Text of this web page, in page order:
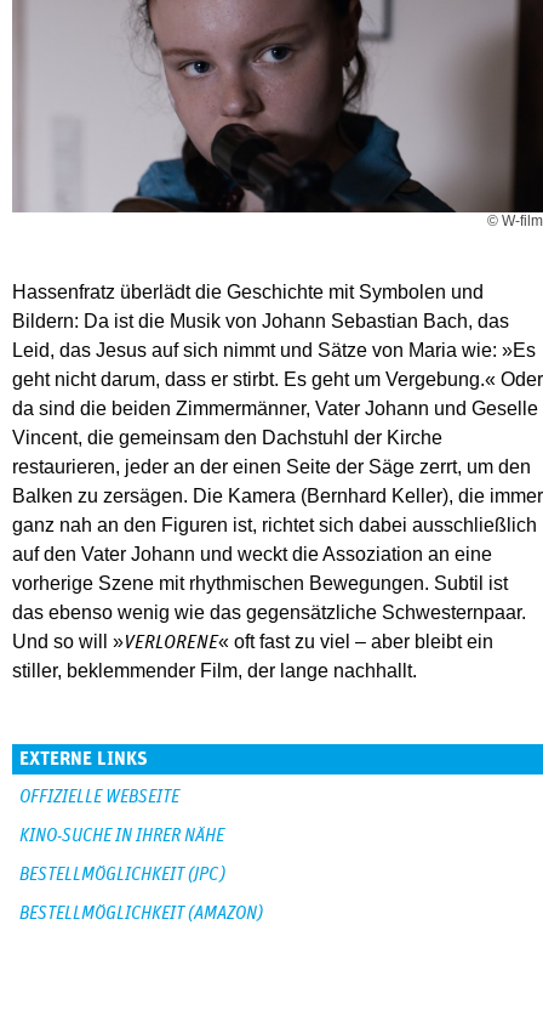
© W-film
Hassenfratz überlädt die Geschichte mit Symbolen und
Bildern: Da ist die Musik von Johann Sebastian Bach, das
Leid, das Jesus auf sich nimmt und Sätze von Maria wie: »Es
geht nicht darum, dass er stirbt. Es geht um Vergebung.« Oder
da sind die beiden Zimmermänner, Vater Johann und Geselle
Vincent, die gemeinsam den Dachstuhl der Kirche
restaurieren, jeder an der einen Seite der Säge zerrt, um den
Balken zu zersägen. Die Kamera (Bernhard Keller), die immer
ganz nah an den Figuren ist, richtet sich dabei ausschließlich
auf den Vater Johann und weckt die Assoziation an eine
vorherige Szene mit rhythmischen Bewegungen. Subtil ist
das ebenso wenig wie das gegensätzliche Schwesternpaar.
Und so will »VERLORENE« oft fast zu viel – aber bleibt ein
stiller, beklemmender Film, der lange nachhallt.
EXTERNE LINKS
OFFIZIELLE WEBSEITE
KINO-SUCHE IN IHRER NÄHE
BESTELLMÖGLICHKEIT (JPC)
BESTELLMÖGLICHKEIT (AMAZON)